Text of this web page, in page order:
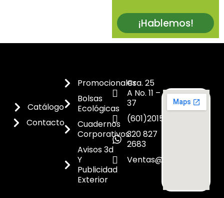
¡Hablemos!
Catálogo
Contacto
Promocionales
Bolsas
Ecológicas
Cuadernos
Corporativos
Avisos 3d
Y
Publicidad
Exterior
Cra. 25
A No. 11 –
37
(601)2015300
320 827
2683
Ventas@dicoes.co